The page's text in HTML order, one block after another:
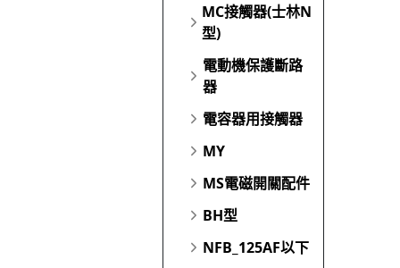
MC接觸器(士林N
型)
電動機保護斷路
器
電容器用接觸器
MY
MS電磁開關配件
BH型
NFB_125AF以下